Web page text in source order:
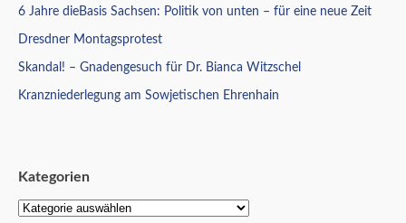
6 Jahre dieBasis Sachsen: Politik von unten – für eine neue Zeit
Dresdner Montagsprotest
Skandal! – Gnadengesuch für Dr. Bianca Witzschel
Kranzniederlegung am Sowjetischen Ehrenhain
Kategorien